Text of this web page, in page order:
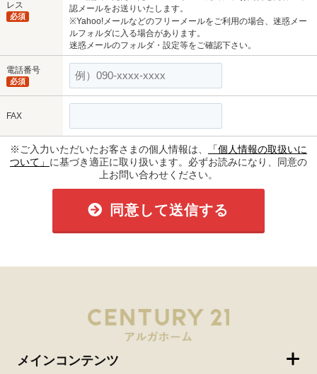
レス
必須
認メールをお送りいたします。
※Yahoo!メールなどのフリーメールをご利用の場合、迷惑メー
ルフォルダに入る場合があります。
迷惑メールのフォルダ・設定等をご確認下さい。
電話番号
必須
FAX
※ご入力いただいたお客さまの個人情報は、
「個人情報の取扱いに
ついて」 に基づき適正に取り扱います。必ずお読みになり、同意の
上お問い合わせください。
同意して送信する
メインコンテンツ